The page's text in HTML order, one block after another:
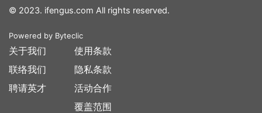
© 2023. ifengus.com All rights reserved.
Powered by Byteclic
关于我们
联络我们
聘请英才
使用条款
隐私条款
活动合作
覆盖范围